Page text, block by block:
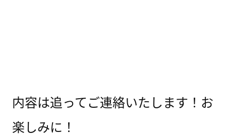
内容は追ってご連絡いたします！お
楽しみに！